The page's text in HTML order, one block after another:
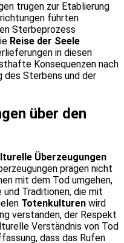
trugen zur Etablierung
führten
Sterbeprozess
Reise der Seele
in diesen
Konsequenzen nach
des Sterbens und der
über den
Überzeugungen
prägen nicht
mit dem Tod umgehen,
und Traditionen, die mit
Totenkulturen wird
verstanden, der Respekt
Verständnis von Tod
dass das Rufen